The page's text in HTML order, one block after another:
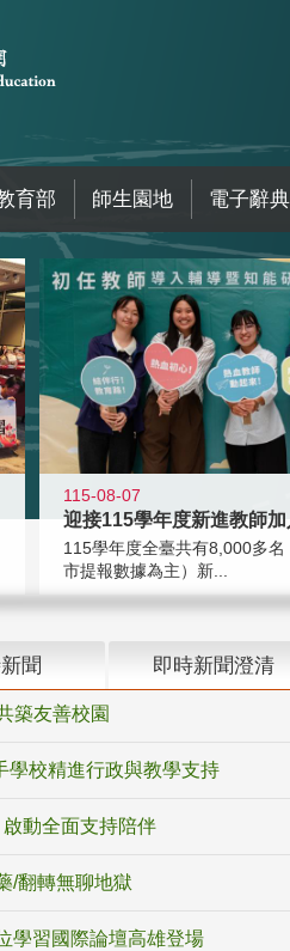
育部 師生園地 電子辭典
115-08-07
115學年度全臺共有8,000多名
市提報數據為主）新...
聞 即時新聞澄清
築友善校園
學校精進行政與教學支持
動全面支持陪伴
/翻轉無聊地獄
學習國際論壇高雄登場